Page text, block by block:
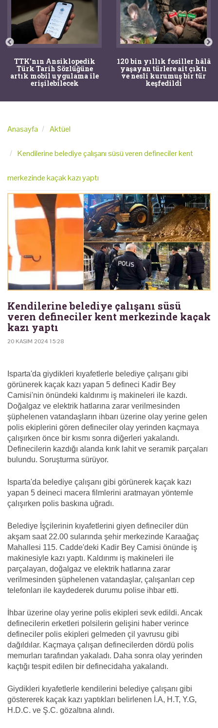
TTK'nın Ansiklopedik
Türk Tarih Sözlüğüne
artık mobil uygulama ile
erişilebilecek
120 bin yıllık fosiller hâlâ
yaşayan türlere ait çıktı
ve nesli kurumuş bir tür
keşfedildi
Anasayfa Aktüel
Kendilerine belediye çalışanı süsü veren defineciler kent
merkezinde kaçak kazı yaptı
Kendilerine belediye çalışanı süsü
veren defineciler kent merkezinde kaçak
kazı yaptı
20 KASIM 2024 15:28
Isparta'da giydikleri kıyafetlerle belediye çalışanı gibi
görünerek kaçak kazı yapan 5 defineci Kadir Bey
Camisi'nin önündeki kaldırımı iş makineleri ile kazdı.
Doğalgaz ve elektrik hatlarına zarar verilmesinden
şüphelenen vatandaşların ihbarı üzerine olay yerine gelen
polis ekiplerini gören defineciler olay yerinden kaçmaya
çalışırken önce bir kısmı sonra diğerleri yakalandı.
Definecilerin kazdığı alanda kırık lahit ve seramik parçaları
bulundu. Soruşturma sürüyor.
Isparta'da belediye çalışanı gibi görünerek kaçak kazı
yapan 5 deineci macera filmlerini aratmayan yöntemle
çalışırken polis baskına uğradı.
Belediye İşçilerinin kıyafetlerini giyen defineciler dün
akşam saat 22.00 sularında şehir merkezinde Karaağaç
Mahallesi 115. Cadde'deki Kadir Bey Camisi önünde iş
makinesiyle kazı yaptı. Kaldırımı iş makineleri ile
parçalayan, doğalgaz ve elektrik hatlarına zarar
verilmesinden şüphelenen vatandaşlar, çalışanları cep
telefonları ile kaydederek durumu polise ihbar etti.
İhbar üzerine olay yerine polis ekipleri sevk edildi. Ancak
definecilerin erketleri polsilerin gelişini haber verince
defineciler polis ekipleri gelmeden çil yavrusu gibi
dağıldılar. Kaçmaya çalışan definecilerden dördü polis
memurları tarafından yakaladı. Daha sonra olay yerinden
kaçtığı tespit edilen bir definecidaha yakalandı.
Giydikleri kıyafetlerle kendilerini belediye çalışanı gibi
göstererek kaçak kazı yaptıkları belirlenen İ.A, H.T, Y.G,
H.D.C. ve Ş.C. gözaltına alındı.